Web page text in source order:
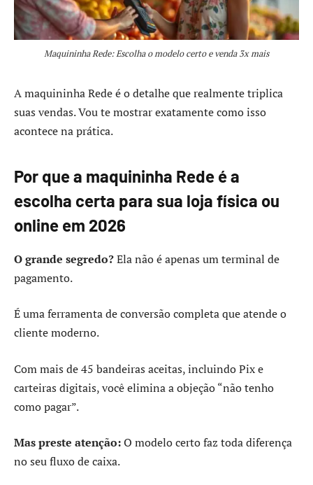
Maquininha Rede: Escolha o modelo certo e venda 3x mais
A maquininha Rede é o detalhe que realmente triplica
suas vendas. Vou te mostrar exatamente como isso
acontece na prática.
Por que a maquininha Rede é a
escolha certa para sua loja física ou
online em 2026
O grande segredo?Ela não é apenas um terminal de
pagamento.
É uma ferramenta de conversão completa que atende o
cliente moderno.
Com mais de 45 bandeiras aceitas, incluindo Pix e
carteiras digitais, você elimina a objeção “não tenho
como pagar”.
Mas preste atenção:O modelo certo faz toda diferença
no seu fluxo de caixa.